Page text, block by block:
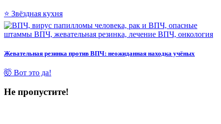
⭐ Звёздная кухня
Жевательная резинка против ВПЧ: неожиданная находка учёных
🤯 Вот это да!
Не пропустите!